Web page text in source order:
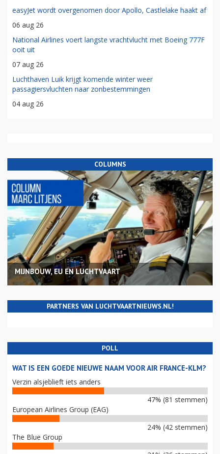
easyJet wordt overgenomen door Apollo, Castlelake haakt af
06 aug 26
National Airlines voert langste vrachtvlucht met Boeing 777F
ooit uit
07 aug 26
Luchthaven Luik krijgt komende winter weer
passagiersvluchten naar zonbestemmingen
04 aug 26
COLUMNS
MIJNBOUW, EU EN LUCHTVAART
PARTNERS VAN LUCHTVAARTNIEUWS.NL!
POLL
WAT IS EEN GOEDE NIEUWE NAAM VOOR AIR FRANCE-KLM?
Verzin alsjeblieft iets anders
47% (81 stemmen)
European Airlines Group (EAG)
24% (42 stemmen)
The Blue Group